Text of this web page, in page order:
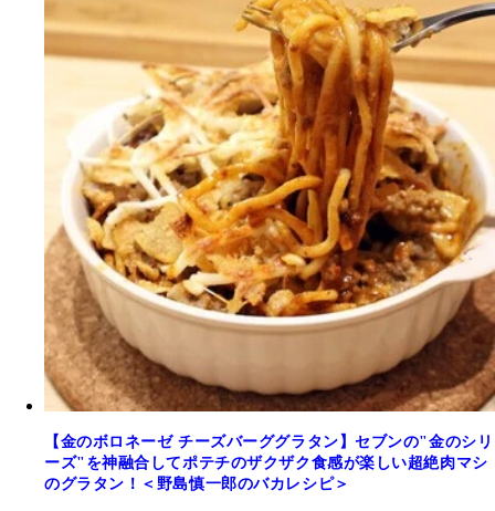
【金のボロネーゼ チーズバーググラタン】セブンの"金のシリ
ーズ"を神融合してポテチのザクザク食感が楽しい超絶肉マシ
のグラタン！＜野島慎一郎のバカレシピ＞